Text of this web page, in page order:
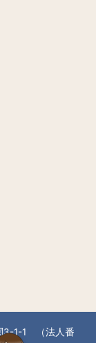
3-1-1 （法人番